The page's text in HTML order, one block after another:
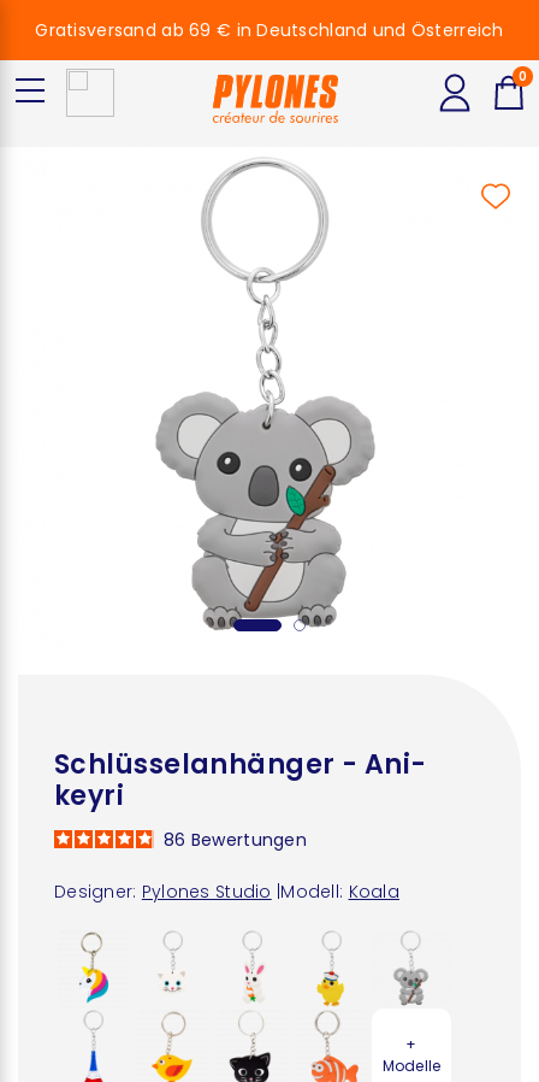
Schlüsselanhänger - Ani-
keyri
Designer: Pylones Studio Modell: Koala
86 Bewertungen
+
Modelle
Gratisversand ab 69 € in Deutschland und Österreich
0